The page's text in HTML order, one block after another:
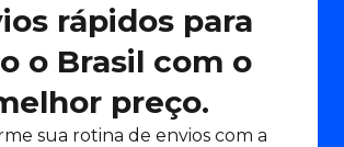
rápidos para
o Brasil com o
preço.
sua rotina de envios com a